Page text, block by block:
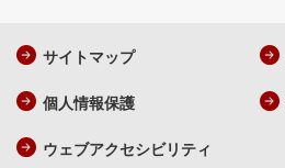
サイトマップ
個人情報保護
ウェブアクセシビリティ